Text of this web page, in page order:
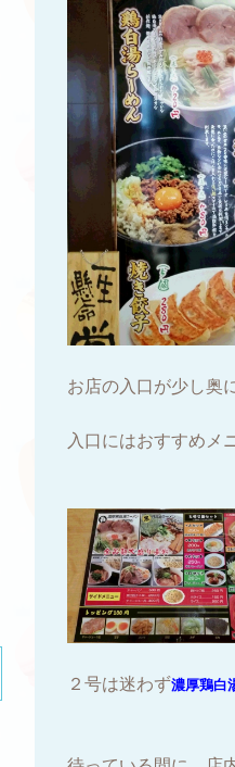
お店の入口が少し奥
入口にはおすすめメ
２号は迷わず濃厚鶏白